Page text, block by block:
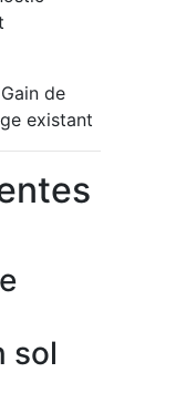
de
existant
sol